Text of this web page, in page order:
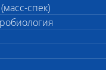
спек)
p 500